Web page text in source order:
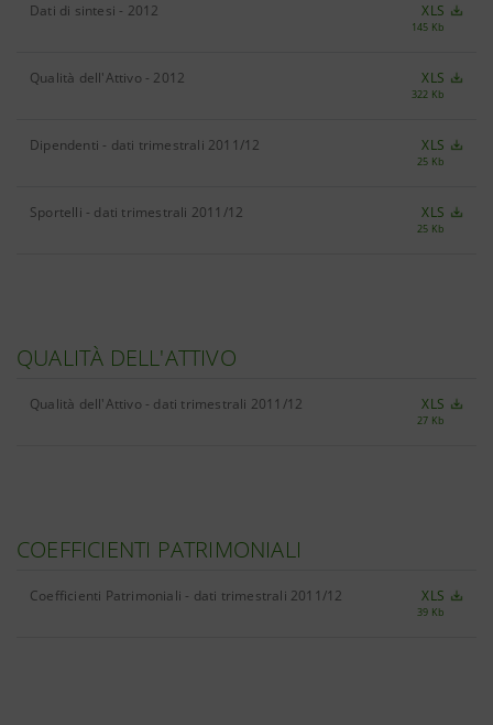
Dati di sintesi - 2012 XLS
145 Kb
Qualità dell'Attivo - 2012 XLS
322 Kb
Dipendenti - dati trimestrali 2011/12 XLS
25 Kb
Sportelli - dati trimestrali 2011/12 XLS
25 Kb
QUALITÀ DELL'ATTIVO
Qualità dell'Attivo - dati trimestrali 2011/12 XLS
27 Kb
COEFFICIENTI PATRIMONIALI
Coefficienti Patrimoniali - dati trimestrali 2011/12 XLS
39 Kb